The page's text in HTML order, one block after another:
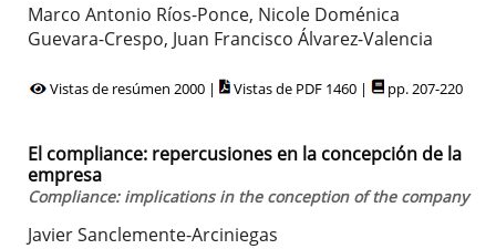
Marco Antonio Ríos-Ponce, Nicole Doménica
Guevara-Crespo, Juan Francisco Álvarez-Valencia
Vistas de resúmen 2000 | Vistas de PDF 1460 | pp. 207-220
El compliance: repercusiones en la concepción de la
empresa
Compliance: implications in the conception of the company
Javier Sanclemente-Arciniegas